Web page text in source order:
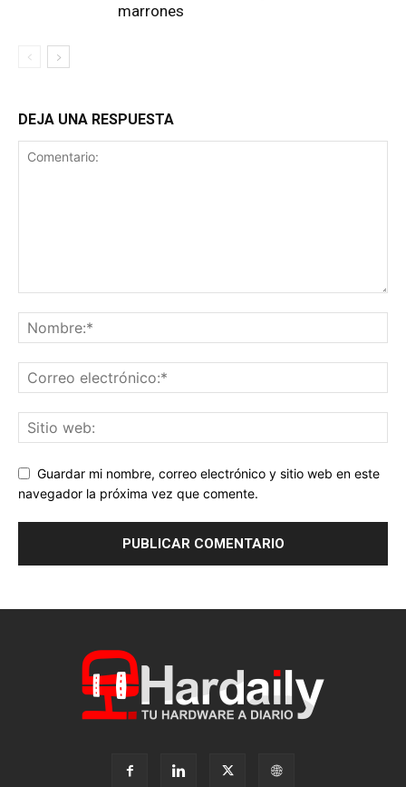
marrones
DEJA UNA RESPUESTA
Guardar mi nombre, correo electrónico y sitio web en este
navegador la próxima vez que comente.